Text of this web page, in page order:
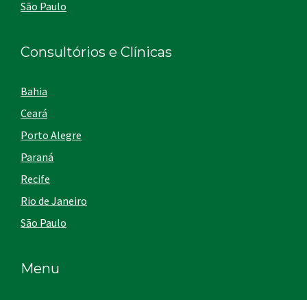
São Paulo
Consultórios e Clínicas
Bahia
Ceará
Porto Alegre
Paraná
Recife
Rio de Janeiro
São Paulo
Menu